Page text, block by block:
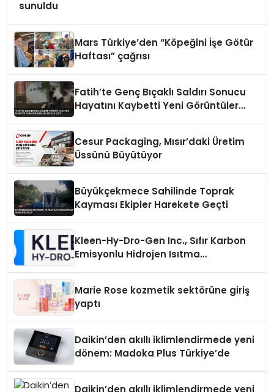
sunuldu
Mars Türkiye’den “Köpeğini İşe Götür
Haftası” çağrısı
Fatih’te Genç Bıçaklı Saldırı Sonucu
Hayatını Kaybetti Yeni Görüntüler
Cesur Packaging, Mısır’daki Üretim
Üssünü Büyütüyor
Büyükçekmece Sahilinde Toprak
Kayması Ekipler Harekete Geçti
Kleen-Hy-Dro-Gen Inc., Sıfır Karbon
Emisyonlu Hidrojen Isıtma
Marie Rose kozmetik sektörüne giriş
yaptı
Daikin’den akıllı iklimlendirmede yeni
dönem: Madoka Plus Türkiye’de
Daikin’den akıllı iklimlendirmede yeni